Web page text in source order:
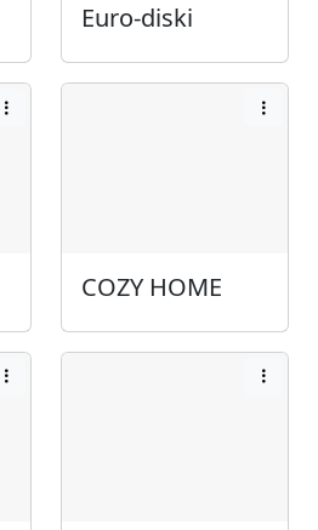
Euro-diski
COZY HOME